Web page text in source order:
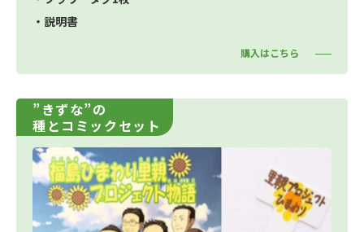
・説明書
購入はこちら
”きずな”の
種とコミックセット